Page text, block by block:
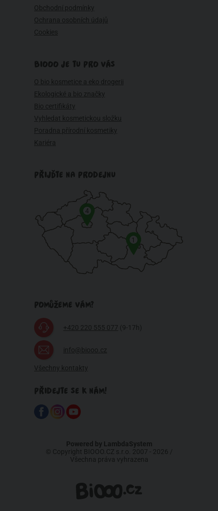
Obchodní podmínky
Ochrana osobních údajů
Cookies
BIOOO JE TU PRO VÁS
O bio kosmetice a eko drogerii
Ekologické a bio značky
Bio certifikáty
Vyhledat kosmetickou složku
Poradna přírodní kosmetiky
Kariéra
PŘIJĎTE NA PRODEJNU
1
4
POMŮŽEME VÁM?
+420 220 555 077 (9-17h)
info@biooo.cz
Všechny kontakty
PŘIDEJTE SE K NÁM!
Powered by LambdaSystem
© Copyright BIOOO.CZ s.r.o. 2007 - 2026 /
Všechna práva vyhrazena